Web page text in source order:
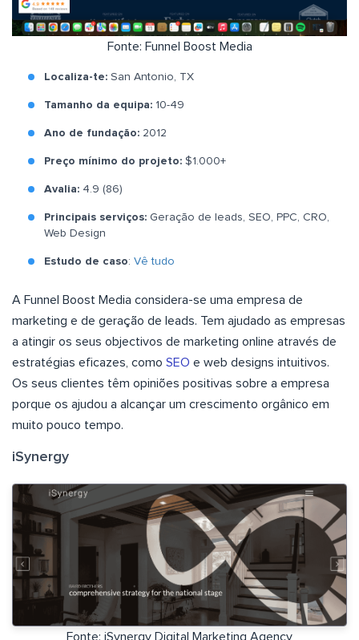
Fonte: Funnel Boost Media
Localiza-te: San Antonio, TX
Tamanho da equipa: 10-49
Ano de fundação: 2012
Preço mínimo do projeto: $1.000+
Avalia: 4.9 (86)
Principais serviços: Geração de leads, SEO, PPC, CRO,
Web Design
Estudo de caso: Vê tudo
A Funnel Boost Media considera-se uma empresa de
marketing e de geração de leads. Tem ajudado as empresas
a atingir os seus objectivos de marketing online através de
estratégias eficazes, como SEO e web designs intuitivos.
Os seus clientes têm opiniões positivas sobre a empresa
porque os ajudou a alcançar um crescimento orgânico em
muito pouco tempo.
iSynergy
Fonte: iSynergy Digital Marketing Agency